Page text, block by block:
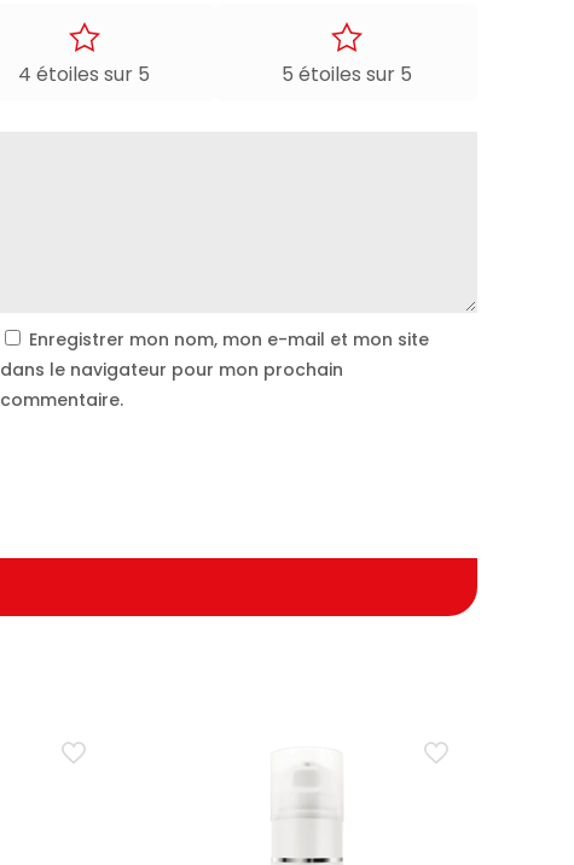
4 étoiles sur 5 5 étoiles sur 5
Enregistrer mon nom, mon e-mail et mon site
dans le navigateur pour mon prochain
commentaire.